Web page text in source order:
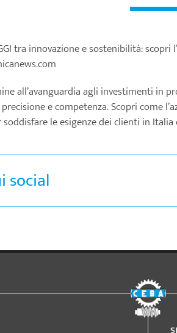
tra innovazione e sostenibilità:
all’avanguardia agli investimenti in
e competenza. Scopri come
le esigenze dei clienti in Italia
social